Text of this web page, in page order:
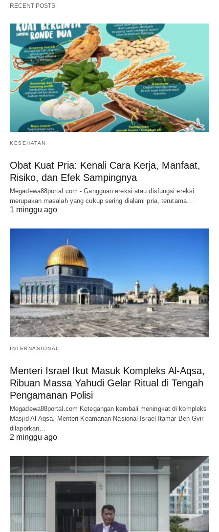
RECENT POSTS
KESEHATAN
Obat Kuat Pria: Kenali Cara Kerja, Manfaat,
Risiko, dan Efek Sampingnya
Megadewa88portal.com - Gangguan ereksi atau disfungsi ereksi
merupakan masalah yang cukup sering dialami pria, terutama…
1 minggu ago
INTERNASIONAL
Menteri Israel Ikut Masuk Kompleks Al-Aqsa,
Ribuan Massa Yahudi Gelar Ritual di Tengah
Pengamanan Polisi
Megadewa88portal.com Ketegangan kembali meningkat di kompleks
Masjid Al-Aqsa. Menteri Keamanan Nasional Israel Itamar Ben-Gvir
dilaporkan…
2 minggu ago